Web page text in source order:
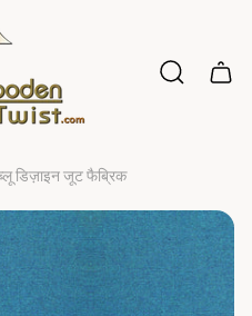
logo"
Cart
ब्लू डिज़ाइन जूट फैब्रिक